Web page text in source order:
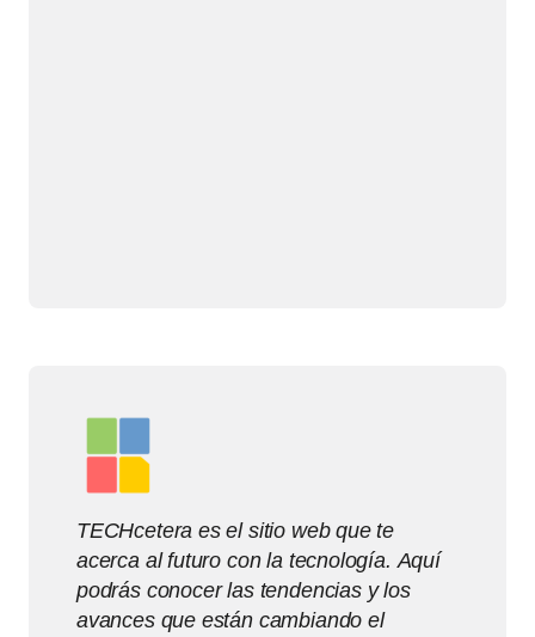
TECHcetera es el sitio web que te
acerca al futuro con la tecnología. Aquí
podrás conocer las tendencias y los
avances que están cambiando el